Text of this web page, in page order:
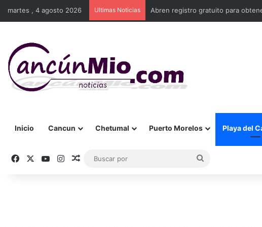
martes , 4 agosto 2026 Ultimas Noticias Abren registro gratuito para
Inicio Cancun Chetumal Puerto Morelos Playa del
FacebookYouTubeInstagram
Publicación al azar